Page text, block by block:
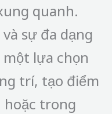
quanh.
sự đa dạng
lựa chọn
trí, tạo điểm
trong